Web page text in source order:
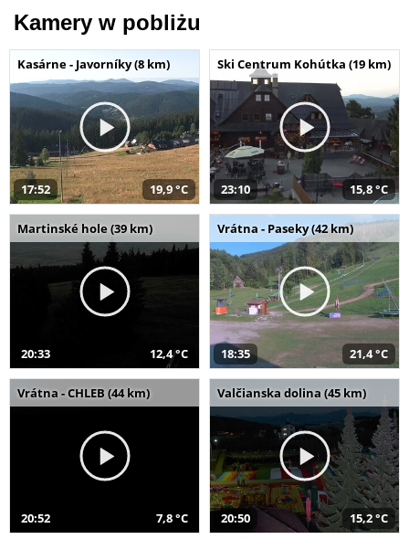
Kamery w pobliżu
Kasárne - Javorníky (8 km)
17:52 19,9 °C
Ski Centrum Kohútka (19 km)
23:10 15,8 °C
Martinské hole (39 km)
20:33 12,4 °C
Vrátna - Paseky (42 km)
18:35 21,4 °C
Vrátna - CHLEB (44 km)
20:52 7,8 °C
Valčianska dolina (45 km)
20:50 15,2 °C